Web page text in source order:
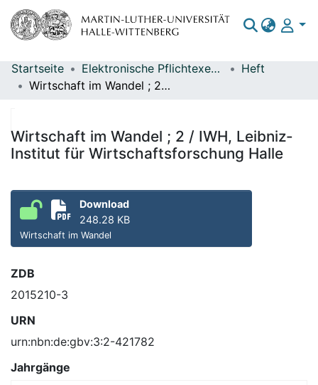
Bereiche & Sammlungen
Statistiken
Startseite Elektronische Pflichtexemplare
Heft
Wirtschaft im Wandel ; 2 / IWH, Leibniz-Institut für Wirtschaftsforschung Halle
Wirtschaft im Wandel ; 2 / IWH, Leibniz-
Institut für Wirtschaftsforschung Halle
Download
248.28 KB
Wirtschaft im Wandel
ZDB
2015210-3
URN
urn:nbn:de:gbv:3:2-421782
Jahrgänge